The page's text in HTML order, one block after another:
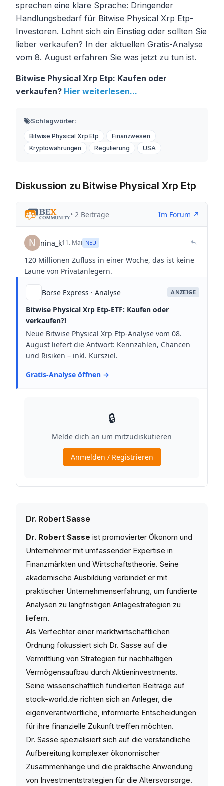
sprechen eine klare Sprache: Dringender
Handlungsbedarf für Bitwise Physical Xrp Etp-
Investoren. Lohnt sich ein Einstieg oder sollten Sie
lieber verkaufen? In der aktuellen Gratis-Analyse
vom 8. August erfahren Sie was jetzt zu tun ist.
Bitwise Physical Xrp Etp: Kaufen oder
verkaufen? Hier weiterlesen...
Schlagwörter:
Bitwise Physical Xrp Etp
Finanzwesen
Kryptowährungen
Regulierung USA
Diskussion zu Bitwise Physical Xrp Etp
Dr. Robert Sasse
Dr. Robert Sasse ist promovierter Ökonom und
Unternehmer mit umfassender Expertise in
Finanzmärkten und Wirtschaftstheorie. Seine
akademische Ausbildung verbindet er mit
praktischer Unternehmenserfahrung, um fundierte
Analysen zu langfristigen Anlagestrategien zu
liefern.
Als Verfechter einer marktwirtschaftlichen
Ordnung fokussiert sich Dr. Sasse auf die
Vermittlung von Strategien für nachhaltigen
Vermögensaufbau durch Aktieninvestments.
Seine wissenschaftlich fundierten Beiträge auf
stock-world.de richten sich an Anleger, die
eigenverantwortliche, informierte Entscheidungen
für ihre finanzielle Zukunft treffen möchten.
Dr. Sasse spezialisiert sich auf die verständliche
Aufbereitung komplexer ökonomischer
Zusammenhänge und die praktische Anwendung
von Investmentstrategien für die Altersvorsorge.